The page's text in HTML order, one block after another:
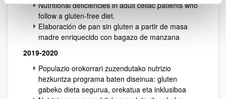
Nutritional deficiencies in adult celiac patients who
follow a gluten-free diet.
Elaboración de pan sin gluten a partir de masa
madre enriquecido con bagazo de manzana
2019-2020
Populazio orokorrari zuzendutako nutrizio
hezkuntza programa baten diseinua: gluten
gabeko dieta segurua, orekatua eta inklusiboa